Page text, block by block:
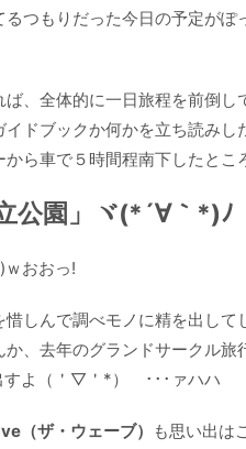
るつもりだった今日の予定がぽ
、全体的に一日旅程を前倒し
ドブックか何かを立ち読みし
ら車で５時間程南下したとこ
公園 」ヾ(*´∀｀*)ﾉ
おおっ!
しんで調べモノに精を出して
、去年のグランドサークル旅
すよ（＇▽＇*） ･･･ァハハ
（ザ・ウェーブ）
も思い出は